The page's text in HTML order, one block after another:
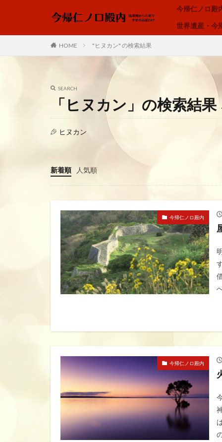
今帰仁ノロ殿
世界遺産・今
HOME "ヒヌカン" の検索結果
SEARCH
「ヒヌカン」の検索結果
ヒヌカン
新着順 人気順
今帰仁ノロ殿内
今帰仁ノロ殿内
ノロ、ユタ、カミンチュ
タグ